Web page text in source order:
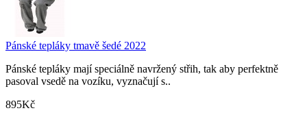
Pánské tepláky tmavě šedé 2022
Pánské tepláky mají speciálně navržený střih, tak aby perfektně
pasoval vsedě na vozíku, vyznačují s..
895Kč